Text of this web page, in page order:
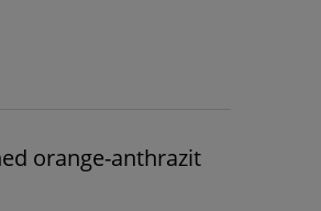
orange-anthrazit